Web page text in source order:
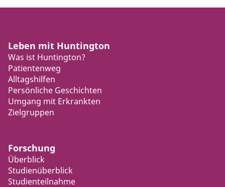
Leben mit Huntington
Was ist Huntington?
Patientenweg
Alltagshilfen
Persönliche Geschichten
Umgang mit Erkrankten
Zielgruppen
Forschung
Überblick
Studienüberblick
Studienteilnahme